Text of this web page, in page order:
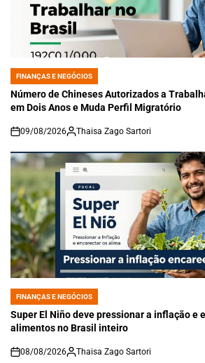
POSTED
IN
FINANÇAS E NEGÓCIOS
Número de Chineses Autorizados a
em Dois Anos e Muda Perfil Migratório
on
09/08/2026 Thaisa Zago Sartori
POSTED
IN
FINANÇAS E NEGÓCIOS
Super El Niño deve pressionar a inflação e
alimentos no Brasil inteiro
on
08/08/2026 Thaisa Zago Sartori